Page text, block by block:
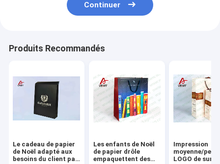
Continuer
Produits Recommandés
Le cadeau de papier
de Noël adapté aux
besoins du client par
Les enfants de Noël
de papier drôle
empaquettent des
Impression
moyenne/
LOGO de